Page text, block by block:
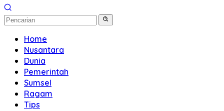
Home
Nusantara
Dunia
Pemerintah
Sumsel
Ragam
Tips